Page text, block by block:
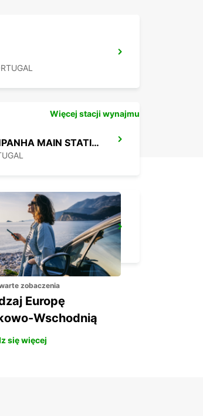
PORTO CAMPANHA MAIN STATION
Więcej stacji wynajmu
zobaczenia
Europę
Wschodnią
się więcej